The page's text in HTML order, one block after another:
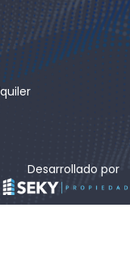
Desarrollado por